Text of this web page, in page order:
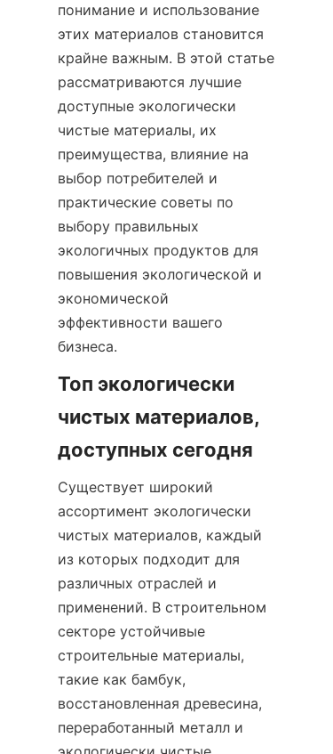
понимание и использование
этих материалов становится
крайне важным. В этой статье
рассматриваются лучшие
доступные экологически
чистые материалы, их
преимущества, влияние на
выбор потребителей и
практические советы по
выбору правильных
экологичных продуктов для
повышения экологической и
экономической
эффективности вашего
бизнеса.
Топ экологически
чистых материалов,
Существует широкий
ассортимент экологически
чистых материалов, каждый
из которых подходит для
различных отраслей и
применений. В строительном
секторе устойчивые
строительные материалы,
такие как бамбук,
восстановленная древесина,
переработанный металл и